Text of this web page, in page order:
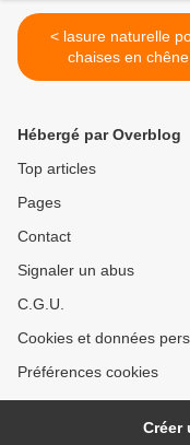
< lasure naturelle pour
chaises en chêne
Hébergé par Overblog
Top articles
Pages
Contact
Signaler un abus
C.G.U.
Cookies et données
Préférences cookies
Créer